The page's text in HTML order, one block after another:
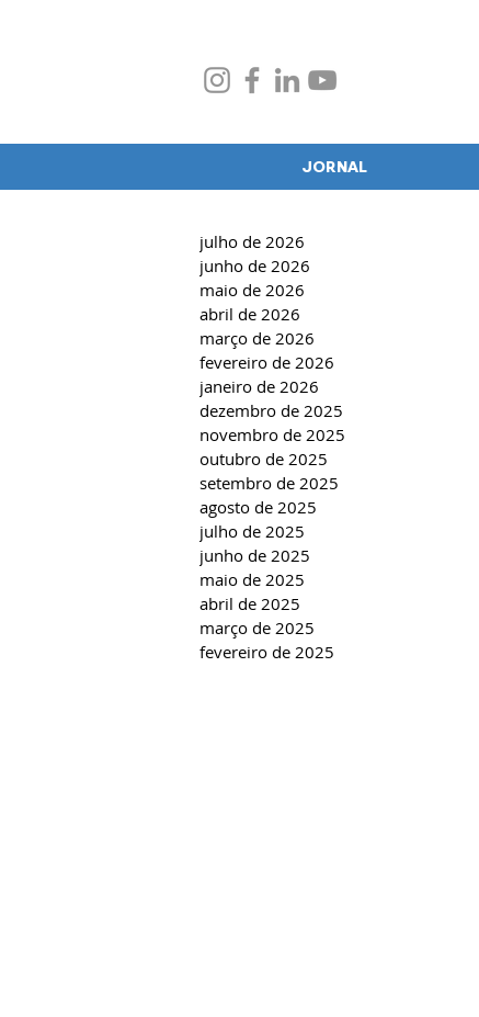
JORNAL
julho de 2026
junho de 2026
maio de 2026
abril de 2026
março de 2026
fevereiro de 2026
janeiro de 2026
dezembro de 2025
novembro de 2025
outubro de 2025
setembro de 2025
agosto de 2025
julho de 2025
junho de 2025
maio de 2025
abril de 2025
março de 2025
fevereiro de 2025